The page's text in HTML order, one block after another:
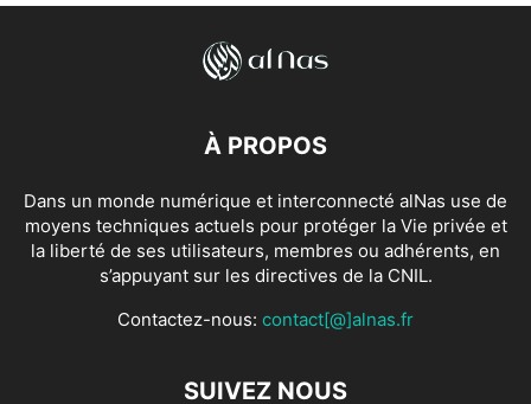
À PROPOS
Dans un monde numérique et interconnecté alNas use de
moyens techniques actuels pour protéger la Vie privée et
la liberté de ses utilisateurs, membres ou adhérents, en
s’appuyant sur les directives de la CNIL.
Contactez-nous: contact[@]alnas.fr
SUIVEZ NOUS